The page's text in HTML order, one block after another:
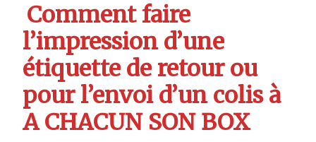
Comment faire
l’impression d’une
étiquette de retour ou
pour l’envoi d’un colis à
A CHACUN SON BOX